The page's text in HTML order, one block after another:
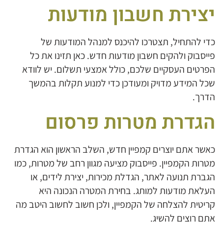
יצירת חשבון מודעות
כדי להתחיל, תצטרכו להיכנס למנהל המודעות של
פייסבוק ולהקים חשבון מודעות חדש. כאן תזינו את כל
הפרטים העסקיים שלכם, כולל אמצעי תשלום. יש לוודא
שכל המידע מדויק ומעודכן כדי למנוע תקלות בהמשך
הדרך.
הגדרת מטרות פרסום
כאשר אתם יוצרים קמפיין חדש, השלב הראשון הוא הגדרת
מטרות הקמפיין. פייסבוק מציעה מגוון רחב של מטרות, כמו
הגברת תנועה לאתר, הגדלת מכירות, יצירת לידים, או
העלאת מודעות למותג. בחירת המטרה הנכונה היא
קריטית להצלחה של הקמפיין, ולכן חשוב לחשוב היטב מה
אתם רוצים להשיג.